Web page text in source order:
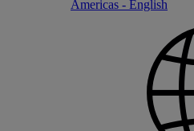
Americas - English